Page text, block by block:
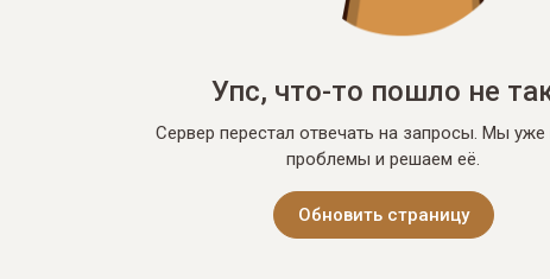
Упс, что-то пошло не
Сервер перестал отвечать на запросы. Мы уже
проблемы и решаем её.
Обновить страницу